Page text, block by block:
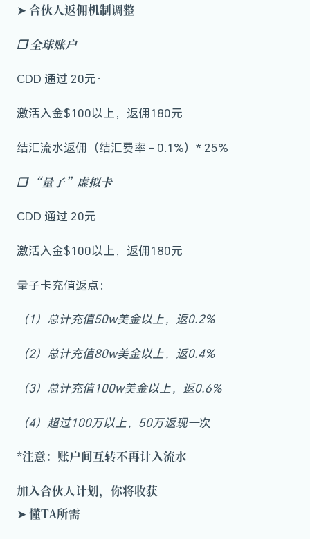
➤ 合伙人返佣机制调整
❒全球账户
CDD 通过 20元·
激活入金$100以上，返佣180元
结汇流水返佣（结汇费率 - 0.1%）* 25%
❒“量子”虚拟卡
CDD 通过 20元
激活入金$100以上，返佣180元
量子卡充值返点：
（1）总计充值50w美金以上，返0.2%
（2）总计充值80w美金以上，返0.4%
（3）总计充值100w美金以上，返0.6%
（4）超过100万以上，50万返现一次
*注意：账户间互转不再计入流水
加入合伙人计划，你将收获
➤ 懂TA所需